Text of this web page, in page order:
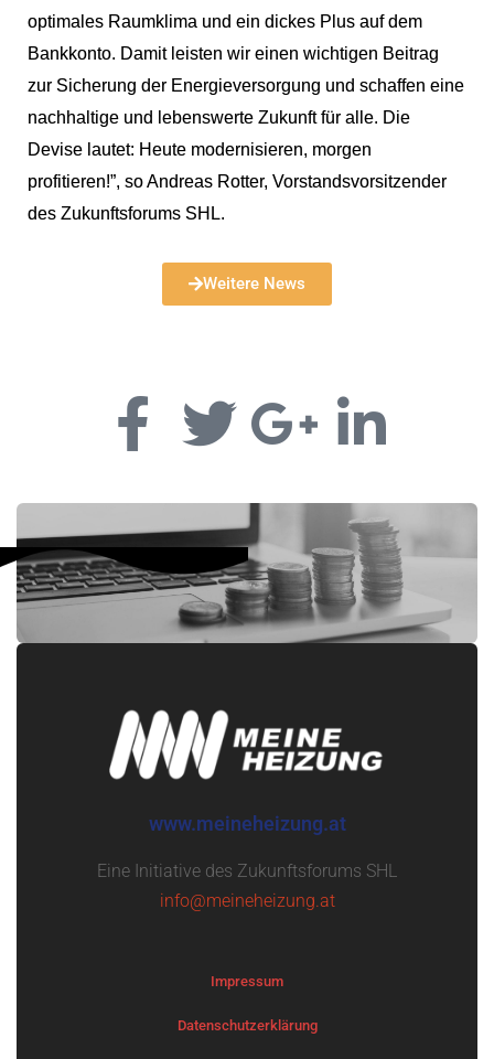
optimales Raumklima und ein dickes Plus auf dem
Bankkonto. Damit leisten wir einen wichtigen Beitrag
zur Sicherung der Energieversorgung und schaffen eine
nachhaltige und lebenswerte Zukunft für alle. Die
Devise lautet: Heute modernisieren, morgen
profitieren!”, so Andreas Rotter, Vorstandsvorsitzender
des Zukunftsforums SHL.
Weitere News
www.meineheizung.at
Eine Initiative des Zukunftsforums SHL
info@meineheizung.at
Impressum
Datenschutzerklärung